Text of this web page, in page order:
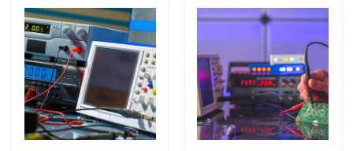
Laboratorium Pengujian Elektronik
Uji Lab Lampu
Laboratorium Uji Otomotif